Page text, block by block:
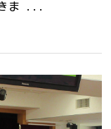
ま ...